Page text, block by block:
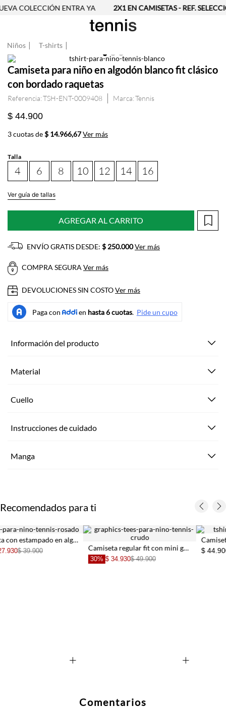
COLECCIÓN ENTRA YA 2X1 EN CAMISETAS - REF.
Niños T-shirts
Camiseta para niño en algodón blanco fit clásico
con bordado raquetas
Referencia:TSH-ENT-0009408 Tennis
$ 44.900
3 cuotas de$ 14.966,67Ver más
Talla
4 6 8 10 12 14 16
Ver guía de tallas
AGREGAR AL CARRITO
ENVÍO GRATIS DESDE: $ 250.000Ver más
COMPRA SEGURA Ver más
DEVOLUCIONES SIN COSTOVer más
Información del producto
Material
Cuello
Instrucciones de cuidado
Manga
Recomendados para ti
rosada para niño
Camiseta regular fit con mini gráfico Chill Vibes en algodón marfil para niño
Camiseta para niño
$ 44.900
Comentarios